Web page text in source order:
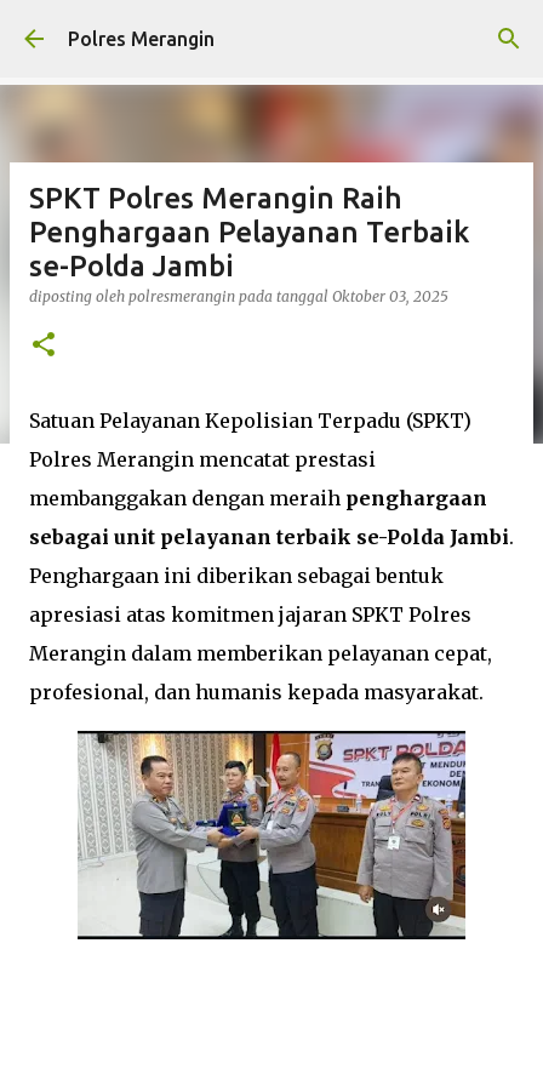
Langsung ke konten utama
Polres Merangin
SPKT Polres Merangin Raih
Penghargaan Pelayanan Terbaik
se-Polda Jambi
diposting oleh polresmerangin pada tanggal Oktober 03, 2025
Satuan Pelayanan Kepolisian Terpadu (SPKT)
Polres Merangin mencatat prestasi
membanggakan dengan meraih penghargaan
sebagai unit pelayanan terbaik se-Polda Jambi.
Penghargaan ini diberikan sebagai bentuk
apresiasi atas komitmen jajaran SPKT Polres
Merangin dalam memberikan pelayanan cepat,
profesional, dan humanis kepada masyarakat.